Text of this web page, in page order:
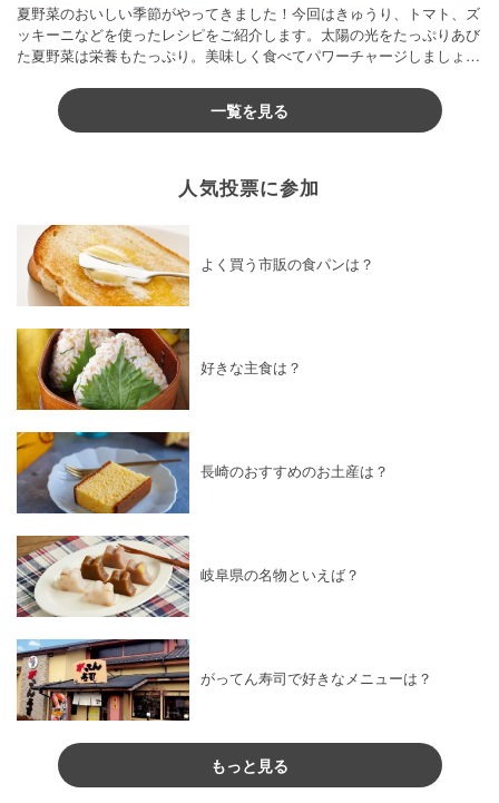
夏野菜のおいしい季節がやってきました！今回はきゅうり、トマト、ズ
ッキーニなどを使ったレシピをご紹介します。太陽の光をたっぷりあび
た夏野菜は栄養もたっぷり。美味しく食べてパワーチャージしましょう
一覧を見る
人気投票に参加
よく買う市販の食パンは？
好きな主食は？
長崎のおすすめのお土産は？
岐阜県の名物といえば？
がってん寿司で好きなメニューは？
もっと見る